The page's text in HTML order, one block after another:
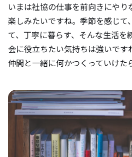
いまは社協の仕事を前向きにやり
楽しみたいですね。季節を感じて
て、丁寧に暮らす、そんな生活を
会に役立ちたい気持ちは強いです
仲間と一緒に何かつくっていけた